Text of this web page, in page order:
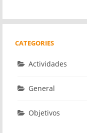
CATEGORIES
Actividades
General
Objetivos